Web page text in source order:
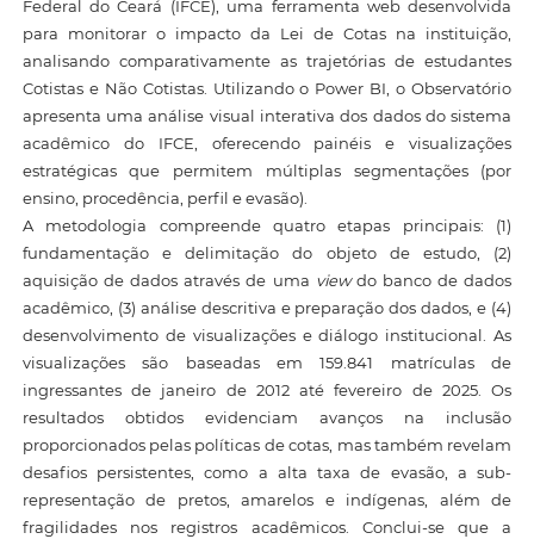
Federal do Ceará (IFCE), uma ferramenta web desenvolvida
para monitorar o impacto da Lei de Cotas na instituição,
analisando comparativamente as trajetórias de estudantes
Cotistas e Não Cotistas. Utilizando o Power BI, o Observatório
apresenta uma análise visual interativa dos dados do sistema
acadêmico do IFCE, oferecendo painéis e visualizações
estratégicas que permitem múltiplas segmentações (por
ensino, procedência, perfil e evasão).
A metodologia compreende quatro etapas principais: (1)
fundamentação e delimitação do objeto de estudo, (2)
aquisição de dados através de uma viewdo banco de dados
acadêmico, (3) análise descritiva e preparação dos dados, e (4)
desenvolvimento de visualizações e diálogo institucional. As
visualizações são baseadas em 159.841 matrículas de
ingressantes de janeiro de 2012 até fevereiro de 2025. Os
resultados obtidos evidenciam avanços na inclusão
proporcionados pelas políticas de cotas, mas também revelam
desafios persistentes, como a alta taxa de evasão, a sub-
representação de pretos, amarelos e indígenas, além de
fragilidades nos registros acadêmicos. Conclui-se que a